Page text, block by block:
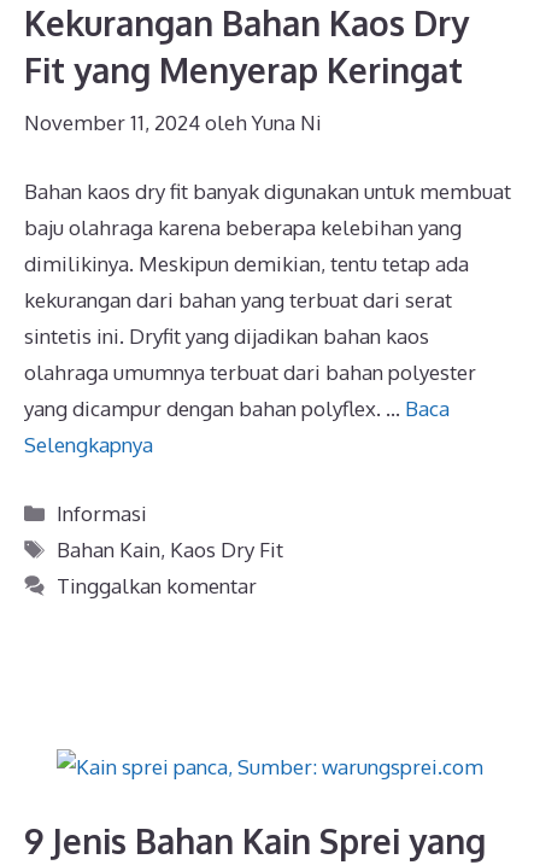
Kekurangan Bahan Kaos Dry
Fit yang Menyerap Keringat
November 11, 2024olehYuna Ni
Bahan kaos dry fit banyak digunakan untuk membuat
baju olahraga karena beberapa kelebihan yang
dimilikinya. Meskipun demikian, tentu tetap ada
kekurangan dari bahan yang terbuat dari serat
sintetis ini. Dryfit yang dijadikan bahan kaos
olahraga umumnya terbuat dari bahan polyester
yang dicampur dengan bahan polyflex. … Baca
Selengkapnya
Kategori
Informasi
Tag
Bahan Kain, Kaos Dry Fit
Tinggalkan komentar
9 Jenis Bahan Kain Sprei yang